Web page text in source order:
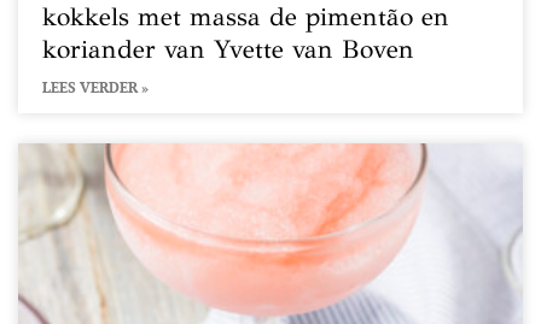
kokkels met massa de pimentão en
koriander van Yvette van Boven
LEES VERDER »